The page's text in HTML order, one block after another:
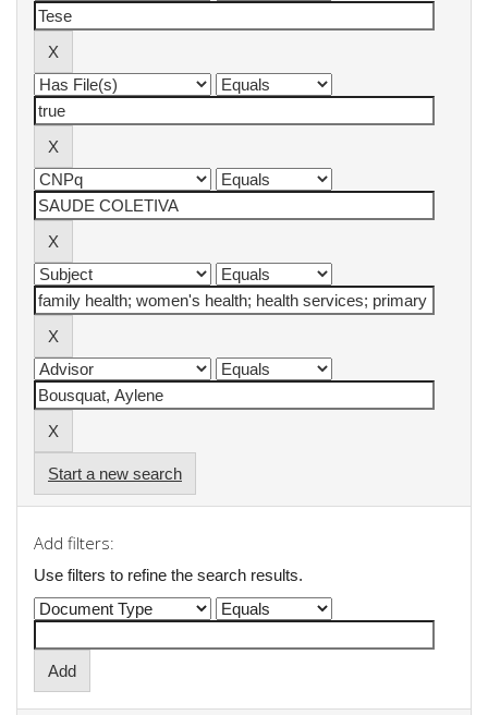
Start a new search
Add filters:
Use filters to refine the search results.